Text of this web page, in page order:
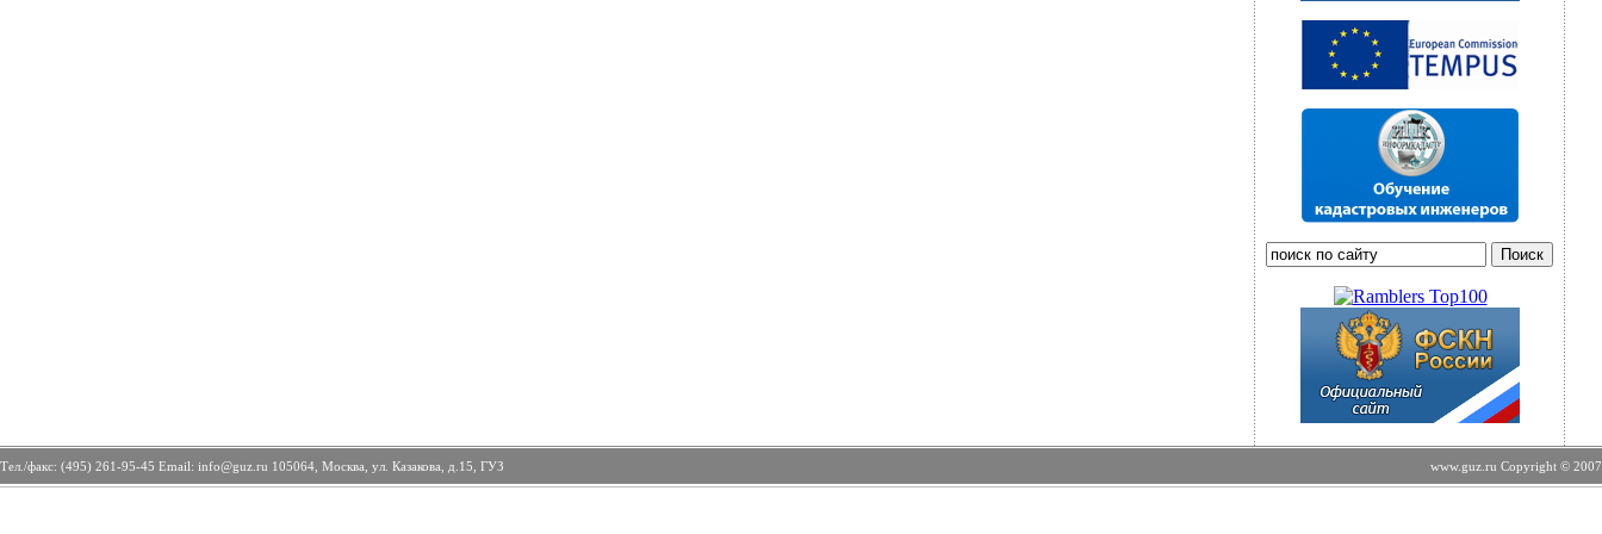
Тел./факс: (495) 261-95-45 Email: info@guz.ru 105064, Москва, ул. Казакова, д.15, ГУЗ www.guz.ru Copyright © 2007